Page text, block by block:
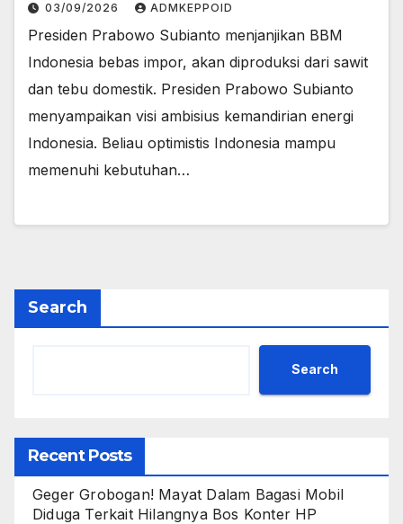
03/09/2026 ADMKEPPOID
Presiden Prabowo Subianto menjanjikan BBM
Indonesia bebas impor, akan diproduksi dari sawit
dan tebu domestik. Presiden Prabowo Subianto
menyampaikan visi ambisius kemandirian energi
Indonesia. Beliau optimistis Indonesia mampu
memenuhi kebutuhan…
Search
Search
Recent Posts
Geger Grobogan! Mayat Dalam Bagasi Mobil
Diduga Terkait Hilangnya Bos Konter HP